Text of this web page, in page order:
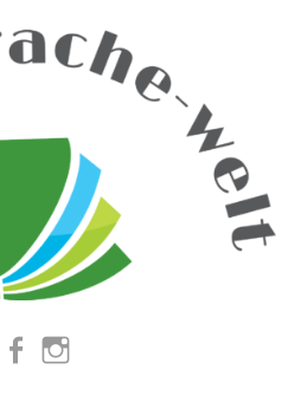
Facebook